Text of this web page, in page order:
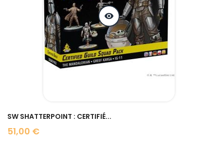
visibility
SW SHATTERPOINT : CERTIFIÉ...
51,00 €
Prix